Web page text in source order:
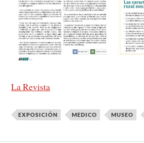
La Revista
EXPOSICIÓN MEDICO MUSEO